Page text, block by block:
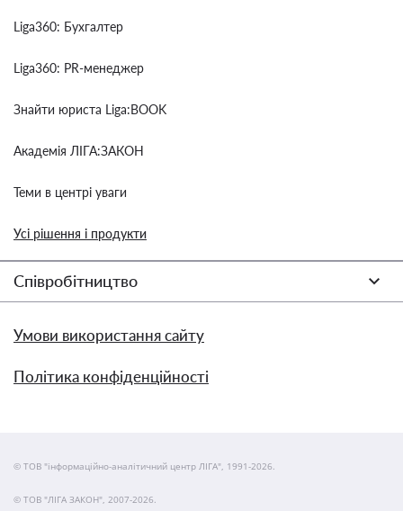
Liga360: Бухгалтер
Liga360: PR-менеджер
Знайти юриста Liga:BOOK
Академія ЛІГА:ЗАКОН
Теми в центрі уваги
Усі рішення і продукти
Співробітництво
Умови використання сайту
Політика конфіденційності
© ТОВ "інформаційно-аналітичний центр ЛІГА", 1991-2026.
© ТОВ "ЛІГА ЗАКОН", 2007-2026.